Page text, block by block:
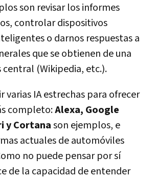
son revisar los informes
controlar dispositivos
o darnos respuestas a
que se obtienen de una
central (Wikipedia, etc.).
varias IA estrechas para ofrecer
completo:Alexa, Google
y Cortanason ejemplos, e
actuales de automóviles
no puede pensar por sí
de la capacidad de entender